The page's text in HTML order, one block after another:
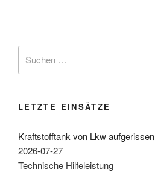
LETZTE EINSÄTZE
Kraftstofftank von Lkw aufgerissen
2026-07-27
Technische Hilfeleistung